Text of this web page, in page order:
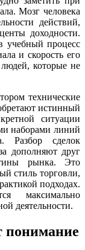
Мозг человека
действий,
доходности.
учебный процесс
и скорость его
которые не
технические
истинный
ситуации
наборами линий
Разбор сделок
дополняют друг
рынка. Это
стиль торговли,
подходах.
максимально
деятельности.
понимание